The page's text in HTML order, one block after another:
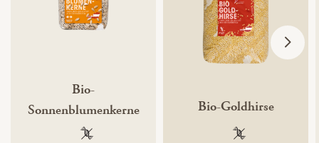
Bio-
Sonnenblumenkerne
100 % gentechnikfrei
Bio-Goldhirse
100 %